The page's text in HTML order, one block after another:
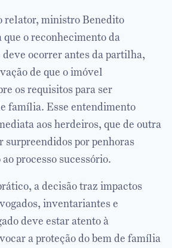
relator, ministro Benedito
o reconhecimento da
ocorrer antes da partilha,
de que o imóvel
os requisitos para ser
família. Esse entendimento
aos herdeiros, que de outra
surpreendidos por penhoras
processo sucessório.
a decisão traz impactos
inventariantes e
deve estar atento à
a proteção do bem de família